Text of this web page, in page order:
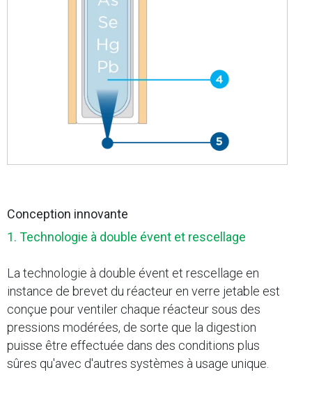
Conception innovante
1. Technologie à double évent et rescellage
La technologie à double évent et rescellage en
instance de brevet du réacteur en verre jetable est
conçue pour ventiler chaque réacteur sous des
pressions modérées, de sorte que la digestion
puisse être effectuée dans des conditions plus
sûres qu'avec d'autres systèmes à usage unique.